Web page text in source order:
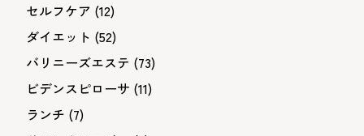
セルフケア (12)
ダイエット (52)
バリニーズエステ (73)
ビデンスピローサ (11)
ランチ (7)